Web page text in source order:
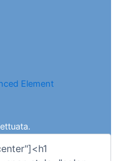
Element